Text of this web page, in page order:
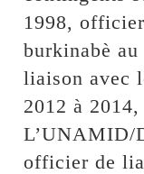
1998,
burkinabè
liaison avec
2012 à
L’UNAMID/
officier de